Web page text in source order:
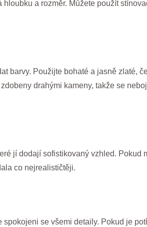
a rozměr. Můžete použít
barvy. Použijte bohaté a jasně zlaté,
drahými kameny, takže se
jí dodají sofistikovaný vzhled. Pokud
co nejrealističtěji.
se všemi detaily. Pokud je